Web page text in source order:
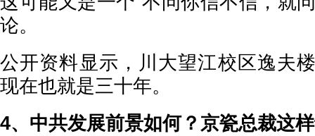
论。
公开资料显示，川大望江校区逸夫
现在也就是三十年。
4、中共发展前景如何？京瓷总裁这